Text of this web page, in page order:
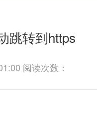
跳转到https
阅读次数：